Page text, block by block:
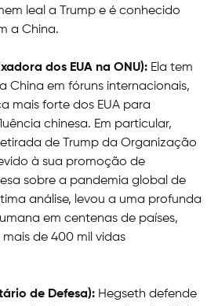
leal a Trump e é conhecido
a China.
dos EUA na ONU): Ela tem
China em fóruns internacionais,
mais forte dos EUA para
chinesa. Em particular,
de Trump da Organização
à sua promoção de
sobre a pandemia global de
análise, levou a uma profunda
em centenas de países,
de 400 mil vidas
de Defesa): Hegseth defende